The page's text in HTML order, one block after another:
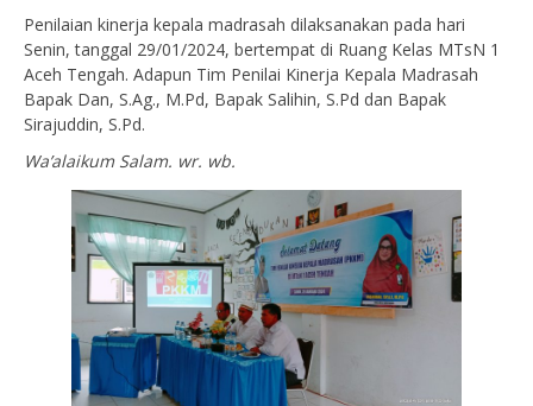
Penilaian kinerja kepala madrasah dilaksanakan pada hari
Senin, tanggal 29/01/2024, bertempat di Ruang Kelas MTsN 1
Aceh Tengah. Adapun Tim Penilai Kinerja Kepala Madrasah
Bapak Dan, S.Ag., M.Pd, Bapak Salihin, S.Pd dan Bapak
Sirajuddin, S.Pd.
Wa’alaikum Salam. wr. wb.